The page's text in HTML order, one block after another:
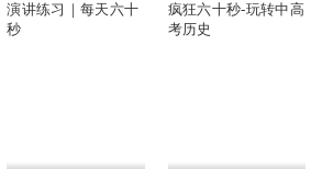
演讲练习｜每天六十
秒
疯狂六十秒-玩转中高
考历史